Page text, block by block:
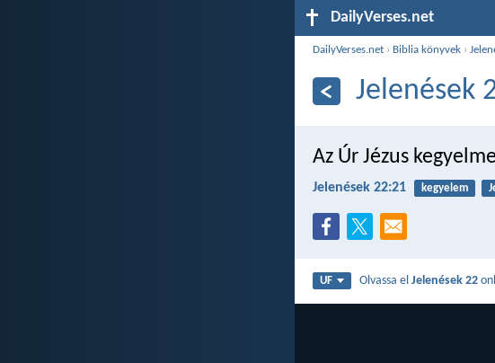
DailyVerses.net
DailyVerses.net › Biblia könyvek ›
Jelenések
Az Úr Jézus
Jelenések 22:21 kegyelem
UF Olvassa elJelenések 22